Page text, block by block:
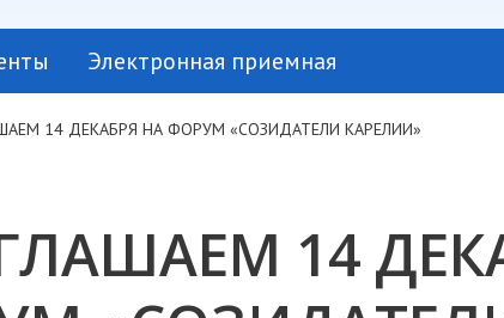
Электронная приемная
14 ДЕКАБРЯ НА ФОРУМ «СОЗИДАТЕЛИ КАРЕЛИИ»
14